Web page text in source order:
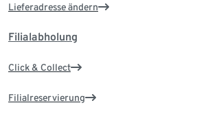
Lieferadresse ändern
Filialabholung
Click & Collect
Filialreservierung